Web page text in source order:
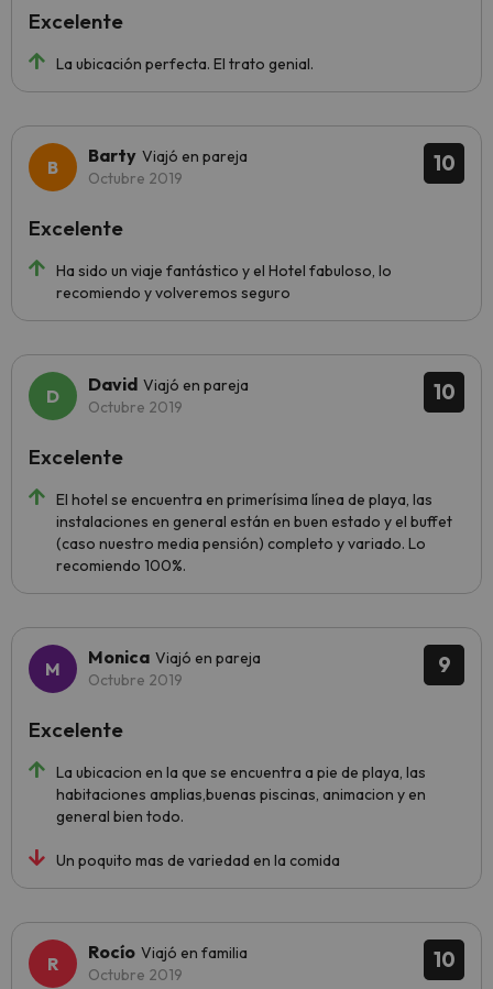
La ubicación perfecta. El trato genial.
Excelente
10
Barty Viajó en pareja
Octubre 2019
Ha sido un viaje fantástico y el Hotel fabuloso, lo
recomiendo y volveremos seguro
Excelente
10
David Viajó en pareja
Octubre 2019
El hotel se encuentra en primerísima línea de playa, las
instalaciones en general están en buen estado y el buffet
(caso nuestro media pensión) completo y variado. Lo
recomiendo 100%.
Excelente
9
Monica Viajó en pareja
Octubre 2019
La ubicacion en la que se encuentra a pie de playa, las
habitaciones amplias,buenas piscinas, animacion y en
general bien todo.
Un poquito mas de variedad en la comida
Excelente
10
Rocío Viajó en familia
Octubre 2019